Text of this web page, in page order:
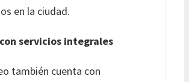
en la ciudad.
servicios integrales
también cuenta con